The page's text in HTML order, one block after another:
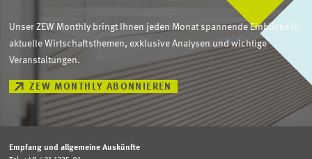
Unser ZEW Monthly bringt Ihnen jeden Monat spannende Einblicke in
aktuelle Wirtschaftsthemen, exklusive Analysen und wichtige
Veranstaltungen.
ZEW MONTHLY ABONNIEREN
Empfang und allgemeine Auskünfte